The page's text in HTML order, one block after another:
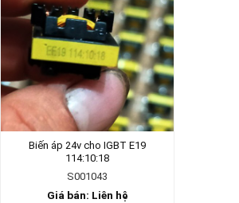
Biến áp 24v cho IGBT E19
114:10:18
S001043
Giá bán: Liên hệ